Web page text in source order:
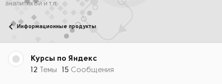
аналитикой и т.п.
Информационные продукты
Курсы по Яндекс
12 Темы 15 Сообщения